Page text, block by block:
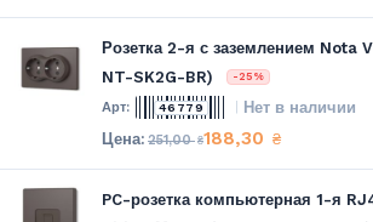
Розетка 2-я с заземлением Nota
NT-SK2G-BR)
-25%
46779 Нет в наличии
251,00₴188,30 ₴
PC-розетка компьютерная 1-я